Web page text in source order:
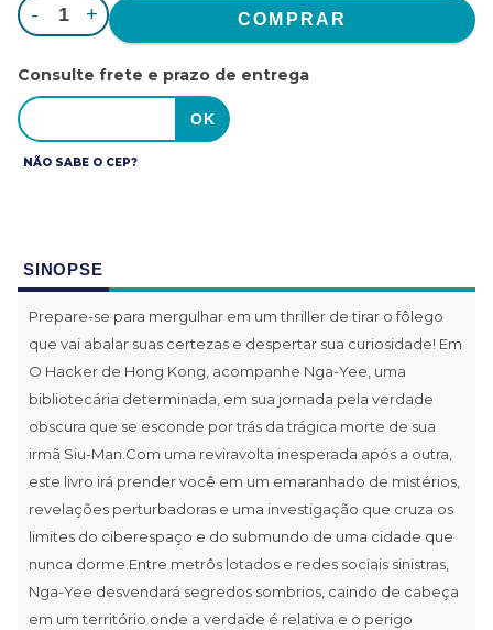
- +
Consulte frete e prazo de entrega
NÃO SABE O CEP?
SINOPSE
Prepare-se para mergulhar em um thriller de tirar o fôlego
que vai abalar suas certezas e despertar sua curiosidade! Em
O Hacker de Hong Kong, acompanhe Nga-Yee, uma
bibliotecária determinada, em sua jornada pela verdade
obscura que se esconde por trás da trágica morte de sua
irmã Siu-Man.Com uma reviravolta inesperada após a outra,
este livro irá prender você em um emaranhado de mistérios,
revelações perturbadoras e uma investigação que cruza os
limites do ciberespaço e do submundo de uma cidade que
nunca dorme.Entre metrôs lotados e redes sociais sinistras,
Nga-Yee desvendará segredos sombrios, caindo de cabeça
em um território onde a verdade é relativa e o perigo